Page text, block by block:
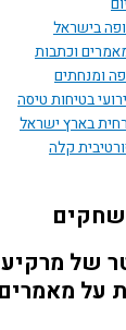
בישראל
וכתבות
ומנחתים
בטיחות טיסה
בארץ ישראל
קלה
שחקים
של
על